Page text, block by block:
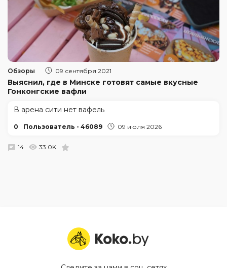
Обзоры 09 сентября 2021
Выяснил, где в Минске готовят самые вкусные
Гонконгские вафли
В арена сити нет вафель
0 Пользователь - 46089 09 июля 2026
14 33.0K